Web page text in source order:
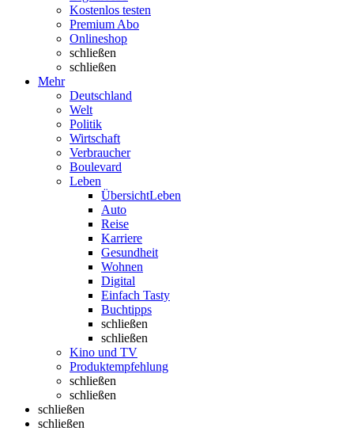
Kostenlos testen
Premium Abo
Onlineshop
schließen
schließen
Mehr
Deutschland
Welt
Politik
Wirtschaft
Verbraucher
Boulevard
Leben
ÜbersichtLeben
Auto
Reise
Karriere
Gesundheit
Wohnen
Digital
Einfach Tasty
Buchtipps
schließen
schließen
Kino und TV
Produktempfehlung
schließen
schließen
schließen
schließen